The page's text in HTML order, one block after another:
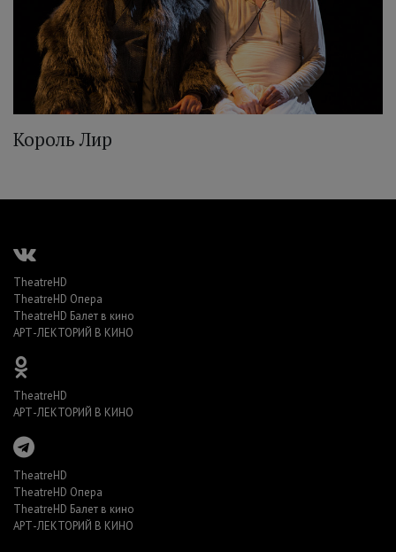
Король Лир
TheatreHD
TheatreHD Опера
TheatreHD Балет в кино
АРТ-ЛЕКТОРИЙ В КИНО
TheatreHD
АРТ-ЛЕКТОРИЙ В КИНО
TheatreHD
TheatreHD Опера
TheatreHD Балет в кино
АРТ-ЛЕКТОРИЙ В КИНО